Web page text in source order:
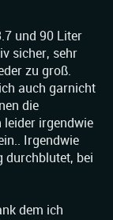
und 90 Liter
sicher, sehr
zu groß.
auch garnicht
die
leider irgendwie
Irgendwie
durchblutet, bei
dem ich